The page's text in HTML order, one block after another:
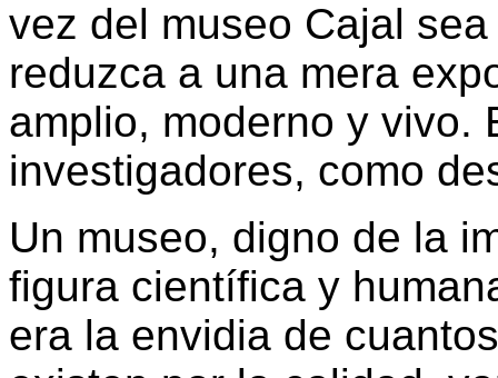
vez del museo Cajal
reduzca a una mera
amplio, moderno y vivo.
investigadores, como
Un museo, digno de la
figura científica y
era la envidia de